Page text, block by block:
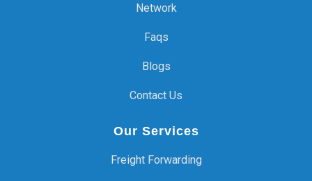
Network
Faqs
Blogs
Contact Us
Our Services
Freight Forwarding